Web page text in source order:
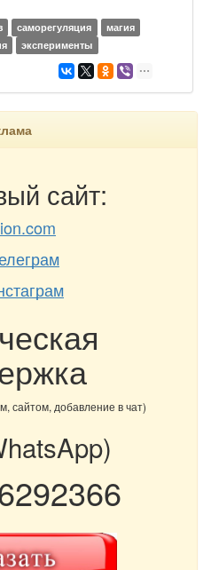
саморегуляция
магия
эксперименты
сайт:
сайтом, добавление в чат)